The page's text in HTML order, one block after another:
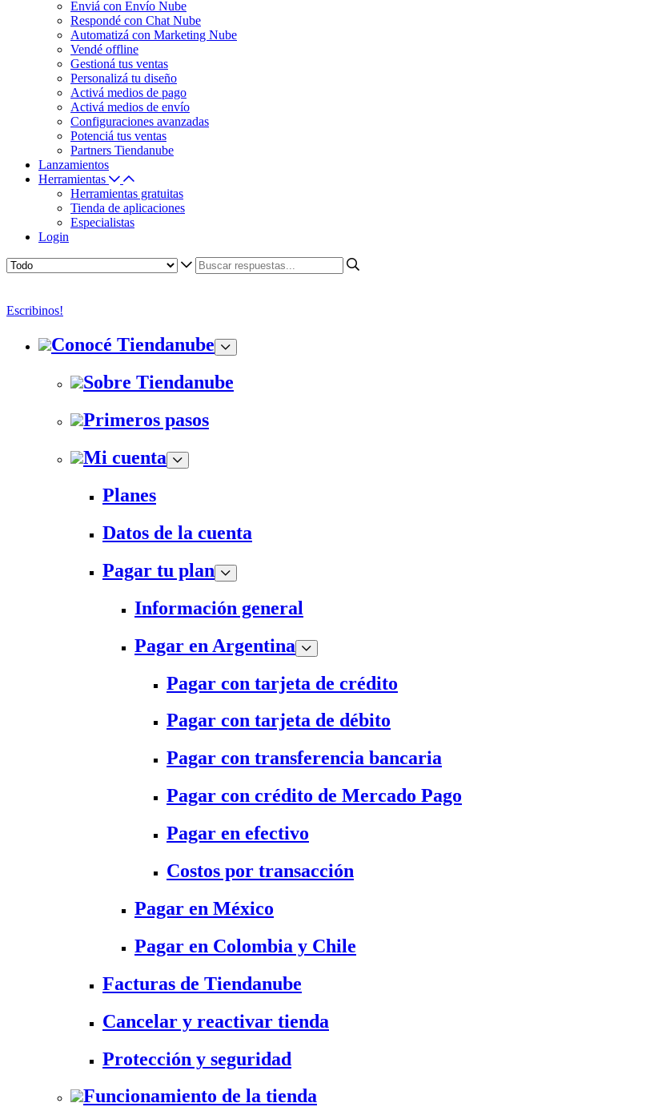
Enviá con Envío Nube
Respondé con Chat Nube
Automatizá con Marketing Nube
Vendé offline
Gestioná tus ventas
Personalizá tu diseño
Activá medios de pago
Activá medios de envío
Configuraciones avanzadas
Potenciá tus ventas
Partners Tiendanube
Lanzamientos
Herramientas
Herramientas gratuitas
Tienda de aplicaciones
Especialistas
Login
Escribinos!
Conocé Tiendanube
Sobre Tiendanube
Primeros pasos
Mi cuenta
Planes
Datos de la cuenta
Pagar tu plan
Información general
Pagar en Argentina
Pagar con tarjeta de crédito
Pagar con tarjeta de débito
Pagar con transferencia bancaria
Pagar con crédito de Mercado Pago
Pagar en efectivo
Costos por transacción
Pagar en México
Pagar en Colombia y Chile
Facturas de Tiendanube
Cancelar y reactivar tienda
Protección y seguridad
Funcionamiento de la tienda